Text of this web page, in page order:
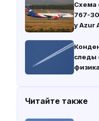
Схема
767-
у Azur
следы
Читайте также